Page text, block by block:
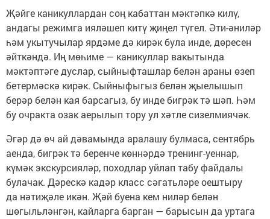
Җәйге каникуллардан соң кабаттан мәктәпкә килү,
андагы режимга ияләшеп китү җиңел түгел. Әти-әниләр
һәм укытучылар ярдәме дә кирәк була инде, дөресен
әйткәндә. Иң мөһиме — каникуллар вакытында
мәктәптәге дуслар, сыйныфташлар белән араны өзеп
бетермәскә кирәк. Сыйныфыгыз белән җыелышып
берәр белән кая барсагыз, бу инде бигрәк тә шәп. Һәм
бу очракта озак аерылып тору ул хәтле сизелмиячәк.
Әгәр дә өч ай дәвамында аралашу булмаса, сентябрь
аенда, бигрәк тә беренче көннәрдә тренинг-уеннар,
күмәк экскурсияләр, походлар уйлап табу файдалы
булачак. Дәрескә кадәр класс сәгатьләре оештыру
да нәтиҗәле икән. Җәй буена кем ниләр белән
шөгыльләнгән, кайларга барган — барысын да уртага